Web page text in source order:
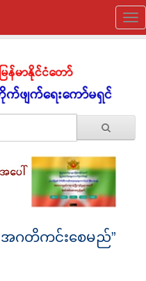
အဂတိကင်းစေမည်”